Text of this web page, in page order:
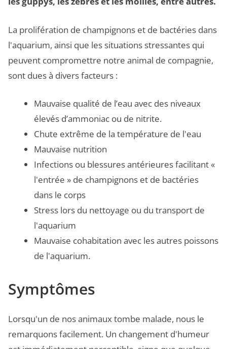
La prolifération de champignons et de bactéries dans
l'aquarium, ainsi que les situations stressantes qui
peuvent compromettre notre animal de compagnie,
sont dues à divers facteurs :
Mauvaise qualité de l’eau avec des niveaux
élevés d’ammoniac ou de nitrite.
Chute extrême de la température de l'eau
Mauvaise nutrition
Infections ou blessures antérieures facilitant «
l'entrée » de champignons et de bactéries
dans le corps
Stress lors du nettoyage ou du transport de
l'aquarium
Mauvaise cohabitation avec les autres poissons
de l'aquarium.
Symptômes
Lorsqu'un de nos animaux tombe malade, nous le
remarquons facilement. Un changement d'humeur